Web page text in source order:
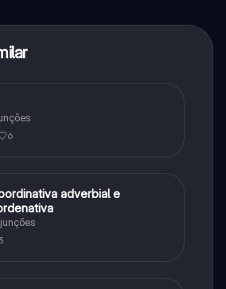
6
adverbial e